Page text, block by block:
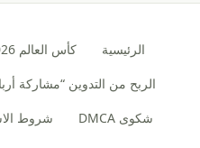
الرئيسية كأس العالم 2026
الربح من التدوين “مشاركة
شكوى DMCA
شروط